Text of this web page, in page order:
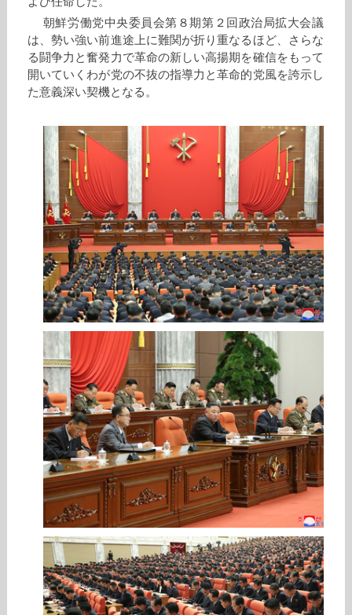
朝鮮労働党中央委員会第８期第２回政治局拡大会議
は、勢い強い前進途上に難関が折り重なるほど、さらな
る闘争力と奮発力で革命の新しい高揚期を確信をもって
開いていくわが党の不抜の指導力と革命的党風を誇示し
た意義深い契機となる。